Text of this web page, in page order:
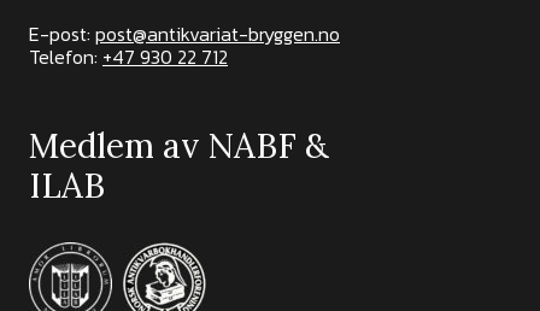
E-post: post@antikvariat-bryggen.no
Telefon: +47 930 22 712
Medlem av NABF &
ILAB